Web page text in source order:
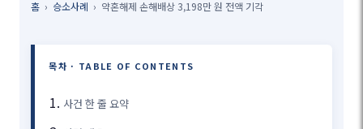
홈 › 승소사례 › 약혼해제 손해배상 3,198만 원 전액 기각
목차 · TABLE OF CONTENTS
사건 한 줄 요약